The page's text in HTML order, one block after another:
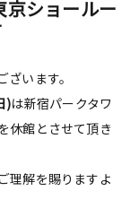
京ショールー
います。
)は新宿パークタワ
休館とさせて頂き
理解を賜りますよ